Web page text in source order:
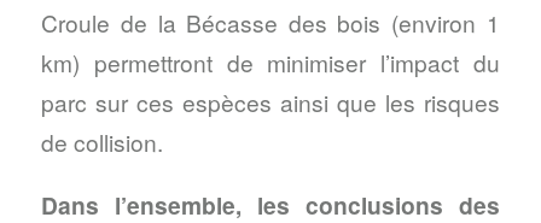
Croule de la Bécasse des bois (environ 1
km) permettront de minimiser l’impact du
parc sur ces espèces ainsi que les risques
de collision.
Dans l’ensemble, les conclusions des